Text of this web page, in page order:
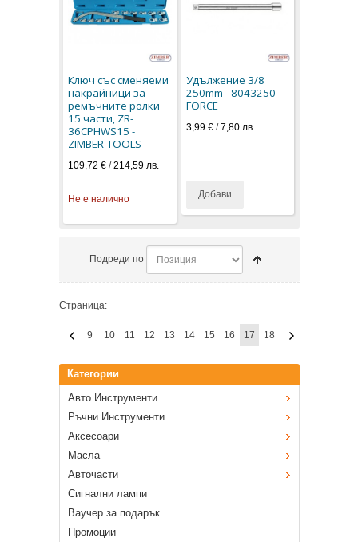
Ключ със сменяеми
накрайници за
ремъчните ролки
15 части, ZR-
36CPHWS15 -
ZIMBER-TOOLS
109,72 € /214,59 лв.
Не е налично
Удължение 3/8
250mm - 8043250 -
FORCE
3,99 €/7,80 лв.
Добави
Подреди по
Страница:
9 10 11 12 13 14 15 16 17 18
Категории
Авто Инструменти
Ръчни Инструменти
Аксесоари
Масла
Авточасти
Сигнални лампи
Ваучер за подарък
Промоции